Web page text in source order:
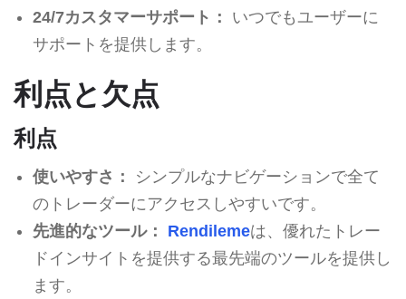
24/7カスタマーサポート：
いつでもユーザーに
サポートを提供します。
利点と欠点
利点
使いやすさ：
シンプルなナビゲーションで全て
のトレーダーにアクセスしやすいです。
先進的なツール：
Rendilemeは、優れたトレー
ドインサイトを提供する最先端のツールを提供し
ます。